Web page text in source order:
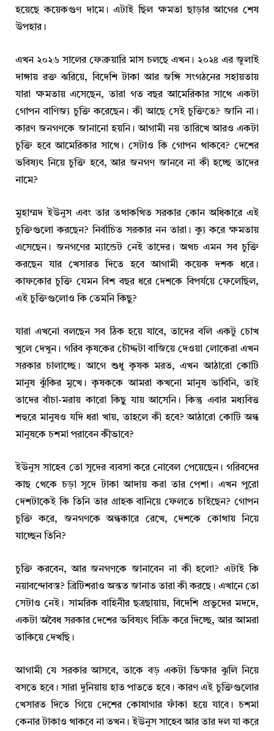
হয়েছে কয়েকগুণ দামে। এটাই ছিল ক্ষমতা ছাড়ার আগের শেষ
উপহার।
এখন ২০২৬ সালের ফেব্রুয়ারি মাস চলছে এখন। ২০২৪ এর জুলাই
দাঙ্গায় রক্ত ঝরিয়ে, বিদেশি টাকা আর জঙ্গি সংগঠনের সহায়তায়
যারা ক্ষমতায় এসেছেন, তারা গত বছর আমেরিকার সাথে একটা
গোপন বাণিজ্য চুক্তি করেছেন। কী আছে সেই চুক্তিতে? জানি না।
কারণ জনগণকে জানানো হয়নি। আগামী নয় তারিখে আরও একটা
চুক্তি হবে আমেরিকার সাথে। সেটাও কি গোপন থাকবে? দেশের
ভবিষ্যৎ নিয়ে চুক্তি হবে, আর জনগণ জানবে না কী হচ্ছে তাদের
নামে?
মুহাম্মদ ইউনুস এবং তার তথাকথিত সরকার কোন অধিকারে এই
চুক্তিগুলো করছেন? নির্বাচিত সরকার নন তারা। ক্যু করে ক্ষমতায়
এসেছেন। জনগণের ম্যান্ডেট নেই তাদের। অথচ এমন সব চুক্তি
করছেন যার খেসারত দিতে হবে আগামী কয়েক দশক ধরে।
কাফকোর চুক্তি যেমন বিশ বছর ধরে দেশকে বিপর্যয়ে ফেলেছিল,
এই চুক্তিগুলোও কি তেমনি কিছু?
যারা এখনো বলছেন সব ঠিক হয়ে যাবে, তাদের বলি একটু চোখ
খুলে দেখুন। গরিব কৃষকের চৌদ্দটা বাজিয়ে দেওয়া লোকেরা এখন
সরকার চালাচ্ছে। আগে শুধু কৃষক মরত, এখন আঠারো কোটি
মানুষ ঝুঁকির মুখে। কৃষককে আমরা কখনো মানুষ ভাবিনি, তাই
তাদের বাঁচা-মরায় কারো কিছু যায় আসেনি। কিন্তু এবার মধ্যবিত্ত
শহুরে মানুষও যদি ধরা খায়, তাহলে কী হবে? আঠারো কোটি অন্ধ
মানুষকে চশমা পরাবেন কীভাবে?
ইউনুস সাহেব তো সুদের ব্যবসা করে নোবেল পেয়েছেন। গরিবদের
কাছ থেকে চড়া সুদে টাকা আদায় করা তার পেশা। এখন পুরো
দেশটাকেই কি তিনি তার গ্রাহক বানিয়ে ফেলতে চাইছেন? গোপন
চুক্তি করে, জনগণকে অন্ধকারে রেখে, দেশকে কোথায় নিয়ে
যাচ্ছেন তিনি?
চুক্তি করবেন, আর জনগণকে জানাবেন না কী হলো? এটাই কি
নয়াবন্দোবস্ত? ব্রিটিশরাও অন্তত জানাত তারা কী করছে। এখানে তো
সেটাও নেই। সামরিক বাহিনীর ছত্রছায়ায়, বিদেশি প্রভুদের মদদে,
একটা অবৈধ সরকার দেশের ভবিষ্যৎ বিক্রি করে দিচ্ছে, আর আমরা
তাকিয়ে দেখছি।
আগামী যে সরকার আসবে, তাকে বড় একটা ভিক্ষার ঝুলি নিয়ে
বসতে হবে। সারা দুনিয়ায় হাত পাততে হবে। কারণ এই চুক্তিগুলোর
খেসারত দিতে গিয়ে দেশের কোষাগার ফাঁকা হয়ে যাবে। চশমা
কেনার টাকাও থাকবে না তখন। ইউনুস সাহেব আর তার দল যা করে